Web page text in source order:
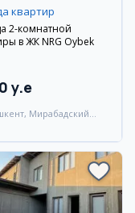
квартир
2-комнатной
в ЖК NRG Oybek
y.e
Мирабадский